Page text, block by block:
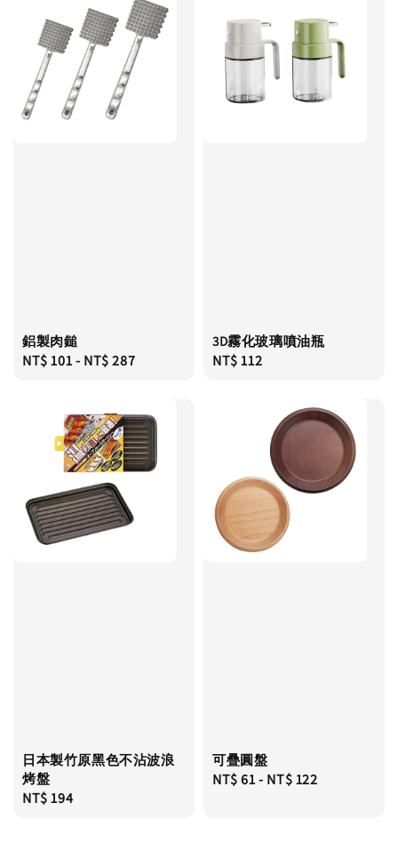
鋁製肉鎚
Regular
NT$ 101- NT$ 287
3D霧化玻璃噴油瓶
Regular
NT$ 112
日本製竹原黑色不沾波浪
烤盤
Regular
NT$ 194
可疊圓盤
Regular
NT$ 61- NT$ 122